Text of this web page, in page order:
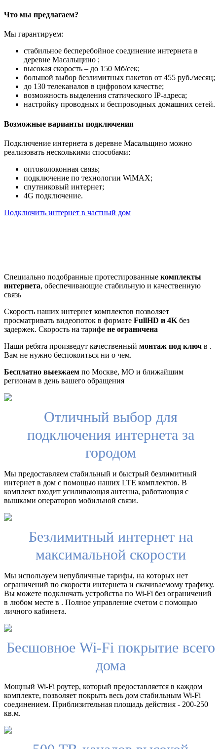
Что мы предлагаем?
Мы гарантируем:
стабильное бесперебойное соединение интернета в
деревне Масальщино ;
высокая скорость – до 150 Мб/сек;
большой выбор безлимитных пакетов от 455 руб./месяц;
до 130 телеканалов в цифровом качестве;
возможность выделения статического IP-адреса;
настройку проводных и беспроводных домашних сетей.
Возможные варианты подключения
Подключение интернета в деревне Масальщино можно
реализовать несколькими способами:
оптоволоконная связь;
подключение по технологии WiMAX;
спутниковый интернет;
4G подключение.
Подключить интернет в частный дом
Специально подобранные протестированные комплекты
интернета, обеспечивающие стабильную и качественную
связь
Скорость наших интернет комплектов позволяет
просматривать видеопоток в формате FullHD и 4K без
задержек. Скорость на тарифе не ограничена
Наши ребята произведут качественный монтаж под ключ в .
Вам не нужно беспокоиться ни о чем.
Бесплатно выезжаем по Москве, МО и ближайшим
регионам в день вашего обращения
Отличный выбор для
подключения интернета за
городом
Мы предоставляем стабильный и быстрый безлимитный
интернет в дом с помощью наших LTE комплектов. В
комплект входит усиливающая антенна, работающая с
вышками операторов мобильной связи.
Безлимитный интернет на
максимальной скорости
Мы используем непубличные тарифы, на которых нет
ограничений по скорости интернета и скачиваемому трафику.
Вы можете подключать устройства по Wi-Fi без ограничений
в любом месте в . Полное управление счетом с помощью
личного кабинета.
Бесшовное Wi-Fi покрытие всего
дома
Мощный Wi-Fi роутер, который предоставляется в каждом
комплекте, позволяет покрыть весь дом стабильным Wi-Fi
соединением. Приблизительная площадь действия - 200-250
кв.м.